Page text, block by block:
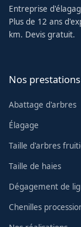
Entreprise
Plus de 12 ans
km. Devis gratuit.
Nos prestations
Abattage d'arbres
Élagage
Taille d'arbres
Taille de haies
Dégagement de
Chenilles